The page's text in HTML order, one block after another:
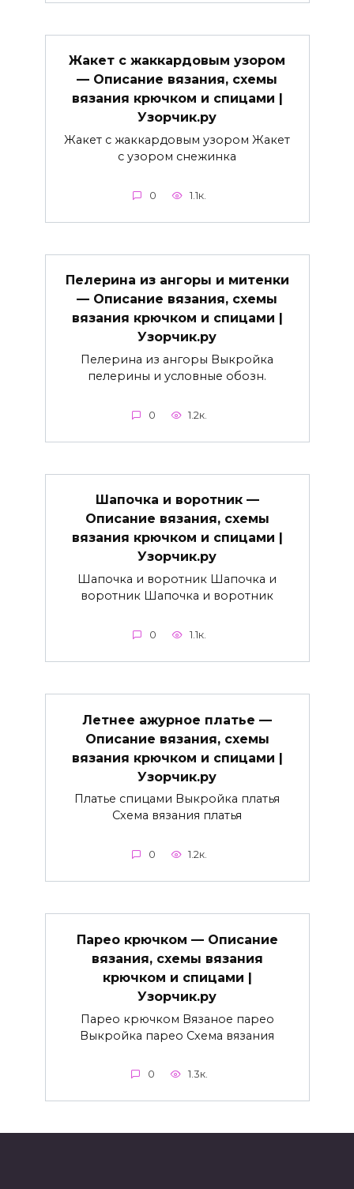
Жакет с жаккардовым узором
— Описание вязания, схемы
вязания крючком и спицами |
Узорчик.ру
Жакет с жаккардовым узором Жакет
с узором снежинка
0 1.1к.
Пелерина из ангоры и митенки
— Описание вязания, схемы
вязания крючком и спицами |
Узорчик.ру
Пелерина из ангоры Выкройка
пелерины и условные обозн.
0 1.2к.
Шапочка и воротник —
Описание вязания, схемы
вязания крючком и спицами |
Узорчик.ру
Шапочка и воротник Шапочка и
воротник Шапочка и воротник
0 1.1к.
Летнее ажурное платье —
Описание вязания, схемы
вязания крючком и спицами |
Узорчик.ру
Платье спицами Выкройка платья
Схема вязания платья
0 1.2к.
Парео крючком — Описание
вязания, схемы вязания
крючком и спицами |
Узорчик.ру
Парео крючком Вязаное парео
Выкройка парео Схема вязания
0 1.3к.